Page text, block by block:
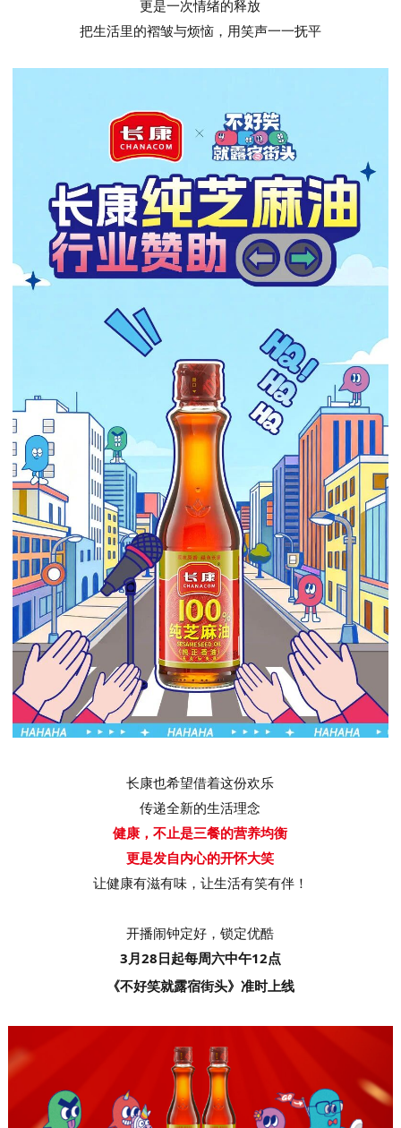
更是一次情绪的释放
把生活里的褶皱与烦恼，用笑声一一抚平
长康也希望借着这份欢乐
传递全新的生活理念
健康，不止是三餐的营养均衡
更是发自内心的开怀大笑
让健康有滋有味，让生活有笑有伴！
开播闹钟定好，锁定优酷
3月28日起每周六中午12点
《不好笑就露宿街头》准时上线